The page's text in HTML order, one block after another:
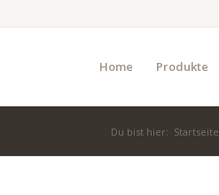
Home Produkte
Du bist hier: Startseite